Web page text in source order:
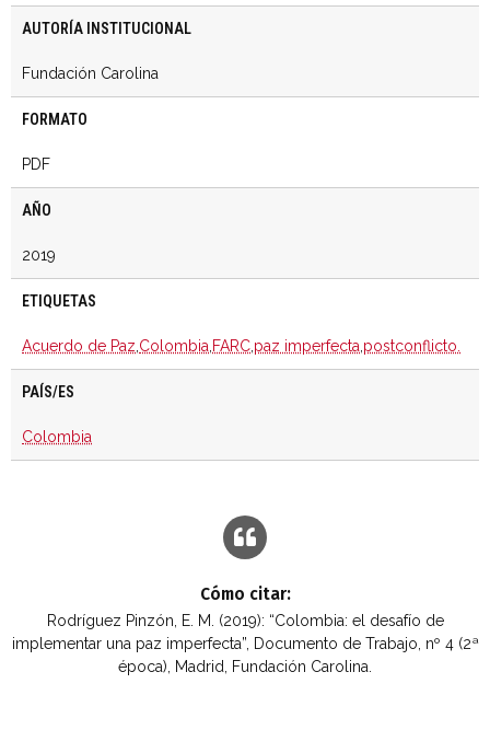
AUTORÍA INSTITUCIONAL
Fundación Carolina
FORMATO
PDF
AÑO
2019
ETIQUETAS
Acuerdo de Paz Colombia FARC paz imperfecta postconflicto.
PAÍS/ES
Colombia
Cómo citar:
Rodríguez Pinzón, E. M. (2019): “Colombia: el desafío de
implementar una paz imperfecta”, Documento de Trabajo, nº 4 (2ª
época), Madrid, Fundación Carolina.